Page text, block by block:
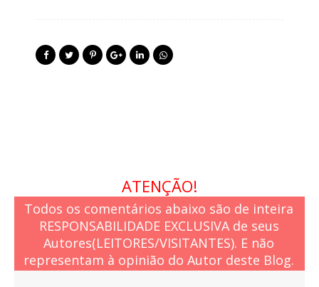
ATENÇÃO!
Todos os comentários abaixo são de inteira
RESPONSABILIDADE EXCLUSIVA de seus
Autores(LEITORES/VISITANTES). E não
representam à opinião do Autor deste Blog.